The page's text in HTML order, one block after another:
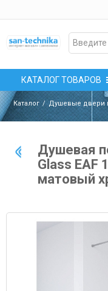
КАТАЛОГ ТОВАРОВ
Каталог Душевые двери
Душевая
Glass EAF
матовый